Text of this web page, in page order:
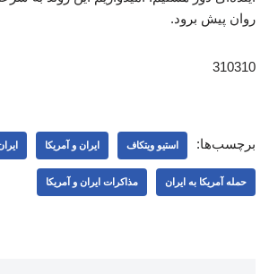
روان پیش برود.
310310
برچسب‌ها: استیو ویتکاف ایران و آمریکا
حمله آمریکا به ایران مذاکرات ایران و آمریکا